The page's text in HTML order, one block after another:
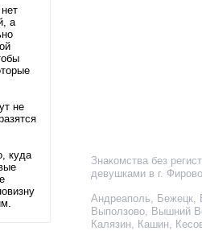
Знакомства без
девушками в г.
Андреаполь, Бежецк,
Выползово, Вышний
Калязин, Кашин,
а
не
куда